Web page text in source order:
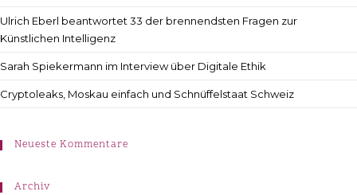
Ulrich Eberl beantwortet 33 der brennendsten Fragen zur
Künstlichen Intelligenz
Sarah Spiekermann im Interview über Digitale Ethik
Cryptoleaks, Moskau einfach und Schnüffelstaat Schweiz
Neueste Kommentare
Archiv